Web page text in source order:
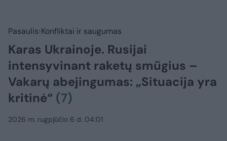
Pasaulis Konfliktai ir saugumas
Karas Ukrainoje. Rusijai
intensyvinant raketų smūgius –
Vakarų abejingumas: „Situacija yra
kritinė“ (7)
2026 m. rugpjūčio 6 d. 04:01